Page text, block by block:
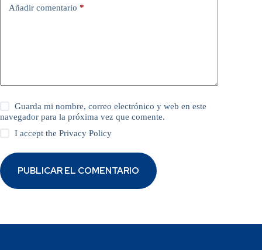
Añadir comentario *
Guarda mi nombre, correo electrónico y web en este
navegador para la próxima vez que comente.
I accept thePrivacy Policy
PUBLICAR EL COMENTARIO